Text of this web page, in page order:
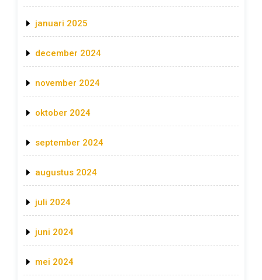
januari 2025
december 2024
november 2024
oktober 2024
september 2024
augustus 2024
juli 2024
juni 2024
mei 2024